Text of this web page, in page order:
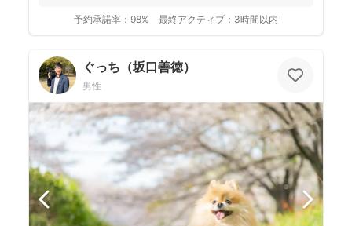
予約承諾率： 98% 最終アクティブ： 3時間以内
ぐっち（坂口善徳）
男性